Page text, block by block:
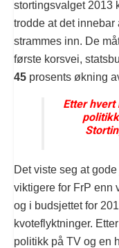
stortingsvalget 2013
trodde at det
strammes inn. De
første korsvei,
45 prosents økning
Etter hvert
Det viste seg at
viktigere for FrP enn
og i budsjettet for
kvoteflyktninger.
politikk på TV og en